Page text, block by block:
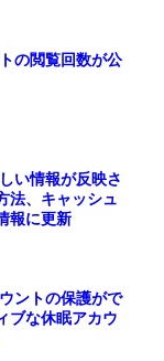
の閲覧回数が公
い情報が反映さ
法、キャッシュ
報に更新
ントの保護がで
ブな休眠アカウ